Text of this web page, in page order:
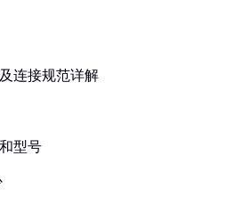
连接规范详解
型号